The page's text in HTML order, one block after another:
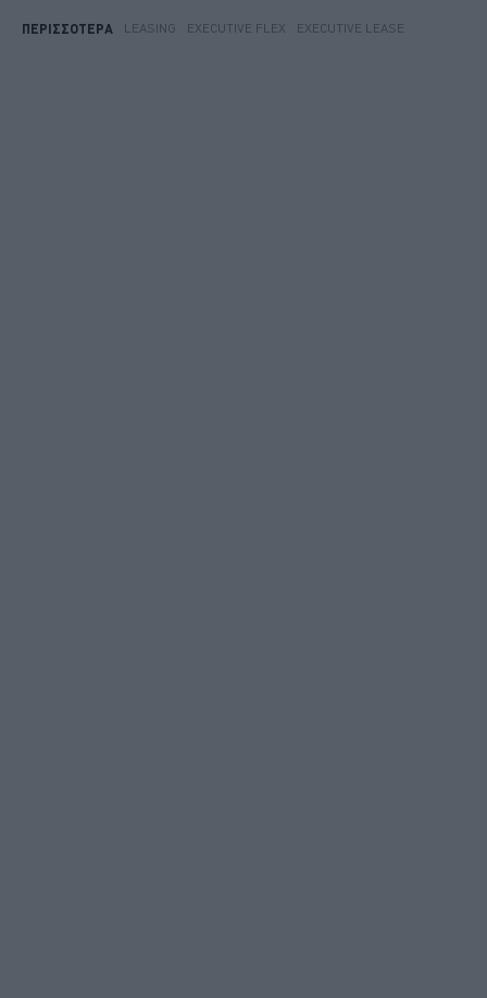
ΠΕΡΙΣΣΟΤΕΡΑ LEASING EXECUTIVE FLEX EXECUTIVE LEASE